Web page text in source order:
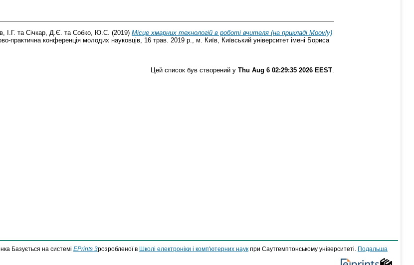
І.Г. та Січкар, Д.Є. та Собко, Ю.С. (2019) Місце хмарних технологій в роботі вчителя (на прикладі Moovly)
практична конференція молодих науковців, 16 трав. 2019 р., м. Київ, Київський університет імені Бориса
Цей список був створений у Thu Aug 6 02:29:35 2026 EEST
Базується на системі EPrints 3розробленої в Школі електроніки і комп'ютерних наук при Саутгемптонському університеті.
Подальша